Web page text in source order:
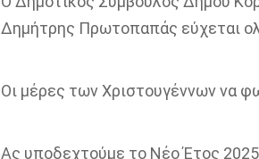
Δημήτρης Πρωτοπαπάς εύχεται
Οι μέρες των Χριστουγέννων να
Ας υποδεχτούμε το Νέο Έτος 2025